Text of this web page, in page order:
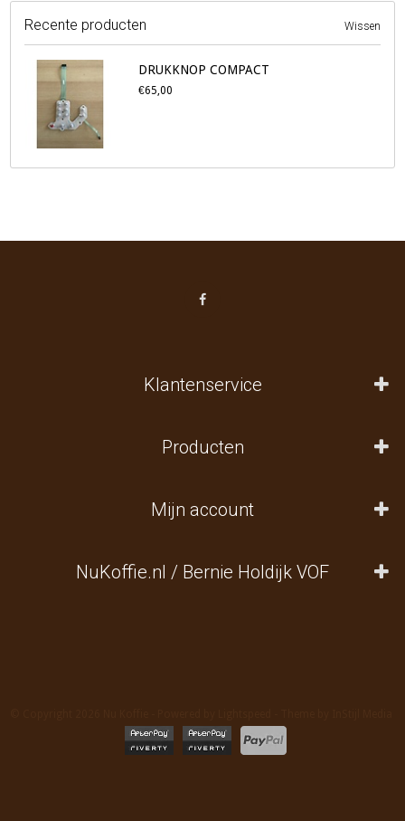
Recente producten Wissen
DRUKKNOP COMPACT
€65,00
Klantenservice
Producten
Mijn account
NuKoffie.nl / Bernie Holdijk VOF